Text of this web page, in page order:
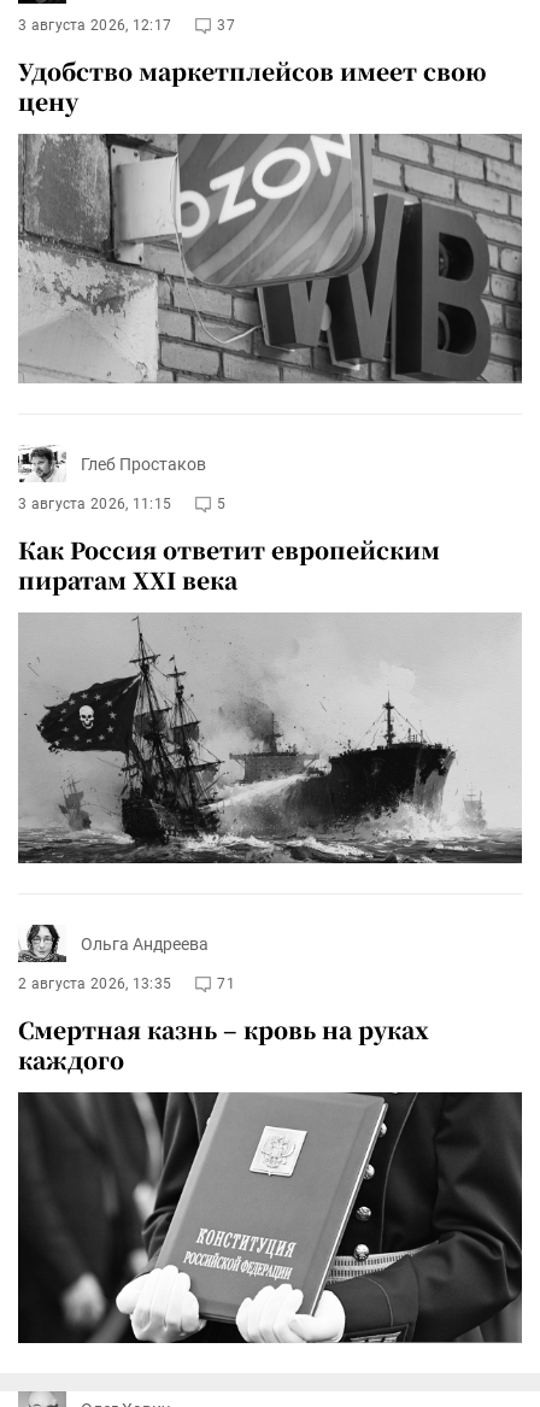
3 августа 2026, 12:17 37
Удобство маркетплейсов имеет свою
цену
Глеб Простаков
3 августа 2026, 11:15 5
Как Россия ответит европейским
пиратам XXI века
Ольга Андреева
2 августа 2026, 13:35 71
Смертная казнь – кровь на руках
каждого